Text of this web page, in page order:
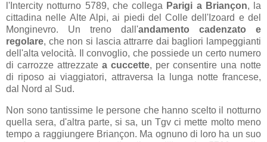
l'Intercity notturno 5789, che collega Parigi a Briançon, la
cittadina nelle Alte Alpi, ai piedi del Colle dell'Izoard e del
Monginevro. Un treno dall'andamento cadenzato e
regolare, che non si lascia attrarre dai bagliori lampeggianti
dell'alta velocità. Il convoglio, che possiede un certo numero
di carrozze attrezzate a cuccette, per consentire una notte
di riposo ai viaggiatori, attraversa la lunga notte francese,
dal Nord al Sud.
Non sono tantissime le persone che hanno scelto il notturno
quella sera, d'altra parte, si sa, un Tgv ci mette molto meno
tempo a raggiungere Briançon. Ma ognuno di loro ha un suo